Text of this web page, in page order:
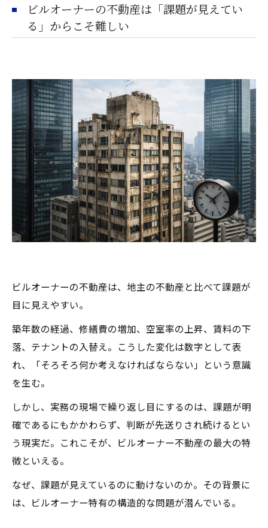
ビルオーナーの不動産は「課題が見えてい
る」からこそ難しい
ビルオーナーの不動産は、地主の不動産と比べて課題が
目に見えやすい。
築年数の経過、修繕費の増加、空室率の上昇、賃料の下
落、テナントの入替え――。こうした変化は数字として表
れ、「そろそろ何か考えなければならない」という意識
を生む。
しかし、実務の現場で繰り返し目にするのは、課題が明
確であるにもかかわらず、判断が先送りされ続けるとい
う現実だ。これこそが、ビルオーナー不動産の最大の特
徴といえる。
なぜ、課題が見えているのに動けないのか。その背景に
は、ビルオーナー特有の構造的な問題が潜んでいる。